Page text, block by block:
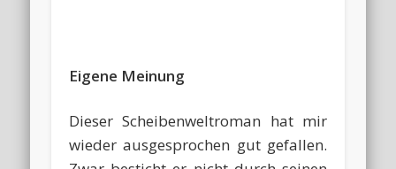
Eigene Meinung
Dieser Scheibenweltroman hat mir
wieder ausgesprochen gut gefallen.